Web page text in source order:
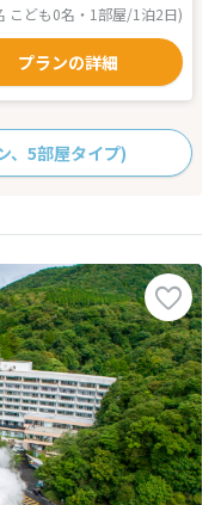
こども0名・1部屋/1泊2日)
プランの詳細
、5部屋タイプ)